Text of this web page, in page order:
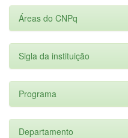
Áreas do CNPq
Sigla da instituição
Programa
Departamento